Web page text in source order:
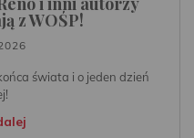
z WOŚP!
świata i o jeden dzień